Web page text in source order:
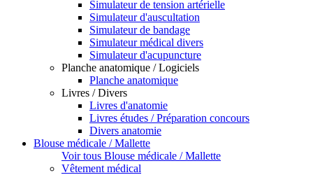
Simulateur de tension artérielle
Simulateur d'auscultation
Simulateur de bandage
Simulateur médical divers
Simulateur d'acupuncture
Planche anatomique / Logiciels
Planche anatomique
Livres / Divers
Livres d'anatomie
Livres études / Préparation concours
Divers anatomie
Blouse médicale / Mallette
Voir tous Blouse médicale / Mallette
Vêtement médical